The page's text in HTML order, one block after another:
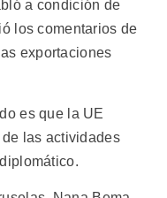
a condición de
los comentarios de
exportaciones
es que la UE
las actividades